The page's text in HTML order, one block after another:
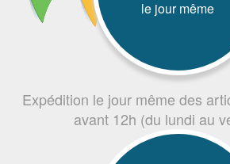
le jour même
Expédition le jour même des
avant 12h (du lundi au